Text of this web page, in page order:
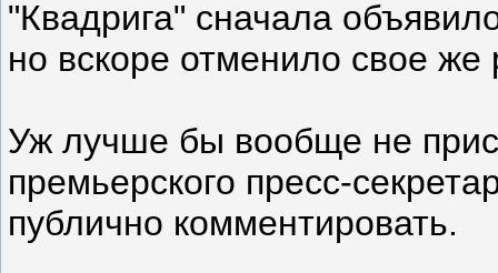
"Квадрига" сначала
но вскоре отменило свое
Уж лучше бы вообще не
премьерского пресс-
публично комментировать.